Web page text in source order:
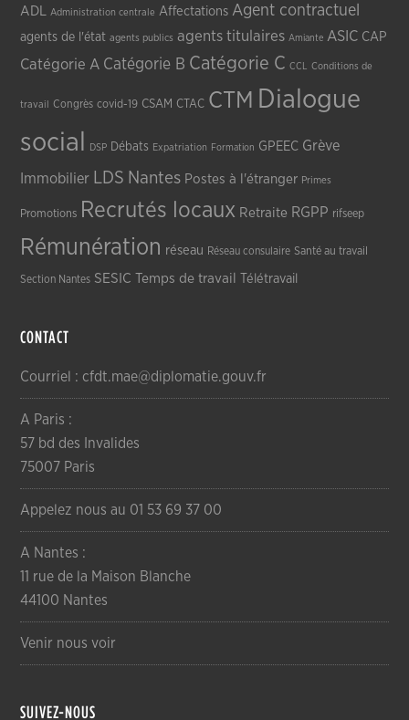
ADL Administration centrale Affectations Agent contractuel
agents de l'état agents publics agents titulaires Amiante ASIC CAP
Catégorie A Catégorie B Catégorie C CCL Conditions de
travail Congrès covid-19 CSAM CTAC CTM Dialogue
social
DSP Débats Expatriation Formation GPEEC Grève
Immobilier LDS Nantes Postes à l'étranger Primes
Promotions Recrutés locaux Retraite RGPP rifseep
Rémunération réseau Réseau consulaire Santé au travail
Section Nantes SESIC Temps de travail Télétravail
CONTACT
Courriel : cfdt.mae@diplomatie.gouv.fr
A Paris :
57 bd des Invalides
75007 Paris
Appelez nous au 01 53 69 37 00
A Nantes :
11 rue de la Maison Blanche
44100 Nantes
Venir nous voir
SUIVEZ-NOUS